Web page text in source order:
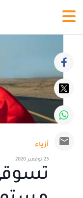
أزياء
23 نوفمبر 2020